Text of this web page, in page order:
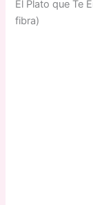
El Plato que Te
fibra)